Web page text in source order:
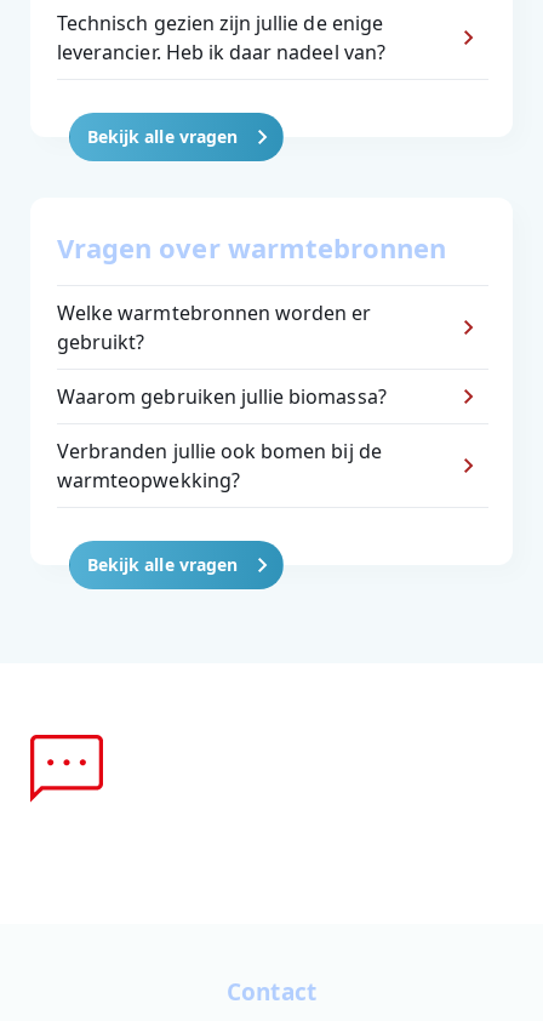
Technisch gezien zijn jullie de enige
leverancier. Heb ik daar nadeel van?
Bekijk alle vragen
Vragen over warmtebronnen
Welke warmtebronnen worden er
gebruikt?
Waarom gebruiken jullie biomassa?
Verbranden jullie ook bomen bij de
warmteopwekking?
Bekijk alle vragen
Contact